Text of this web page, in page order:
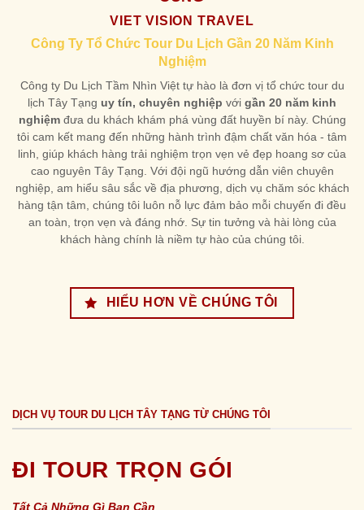
VIET VISION TRAVEL
Công Ty Tổ Chức Tour Du Lịch Gần 20 Năm Kinh
Nghiệm
Công ty Du Lịch Tầm Nhìn Việt tự hào là đơn vị tổ chức tour du
lịch Tây Tạng uy tín, chuyên nghiệp với gần 20 năm kinh
nghiệmđưa du khách khám phá vùng đất huyền bí này. Chúng
tôi cam kết mang đến những hành trình đậm chất văn hóa - tâm
linh, giúp khách hàng trải nghiệm trọn vẹn vẻ đẹp hoang sơ của
cao nguyên Tây Tạng. Với đội ngũ hướng dẫn viên chuyên
nghiệp, am hiểu sâu sắc về địa phương, dịch vụ chăm sóc khách
hàng tận tâm, chúng tôi luôn nỗ lực đảm bảo mỗi chuyến đi đều
an toàn, trọn vẹn và đáng nhớ. Sự tin tưởng và hài lòng của
khách hàng chính là niềm tự hào của chúng tôi.
HIỂU HƠN VỀ CHÚNG TÔI
DỊCH VỤ TOUR DU LỊCH TÂY TẠNG TỪ CHÚNG TÔI
ĐI TOUR TRỌN GÓI
Tất Cả Những Gì Bạn Cần